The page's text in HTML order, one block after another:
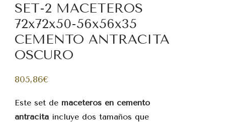
SET-2 MACETEROS
72x72x50-56x56x35
CEMENTO ANTRACITA
OSCURO
805,86€
Este set de maceteros en cemento
antracita incluye dos tamaños que